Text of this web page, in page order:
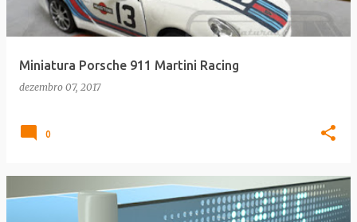
Miniatura Porsche 911 Martini Racing
dezembro 07, 2017
0